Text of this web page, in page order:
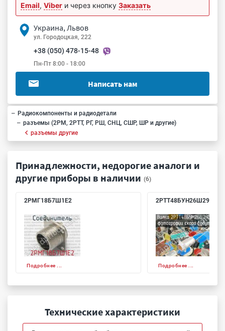
Email, Viber и через кнопку Заказать
Украина, Львов
ул. Городоцкая, 222
+38 (050) 478-15-48
Пн-Пт 8:00 - 18:00
Написать нам
Радиокомпоненты и радиодетали
разъемы (2РМ, 2РТТ, РГ, РШ, СНЦ, СШР, ШР и другие)
разъемы другие
Принадлежности, недорогие аналоги и
другие приборы в наличии (6)
2РМГ18Б7Ш1Е2
Подробнее ...
2РТТ48БУН26Ш29В
Подробнее ...
Технические характеристики